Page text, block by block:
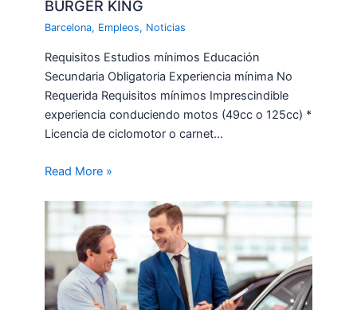
BURGER KING
Barcelona, Empleos, Noticias
Requisitos Estudios mínimos Educación
Secundaria Obligatoria Experiencia mínima No
Requerida Requisitos mínimos Imprescindible
experiencia conduciendo motos (49cc o 125cc) *
Licencia de ciclomotor o carnet…
Read More »